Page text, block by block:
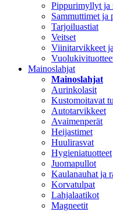
Pippurimyllyt ja
Sammuttimet ja
Tarjoiluastiat
Veitset
Viinitarvikkeet
Mainoslahjat
Mainoslahjat
Aurinkolasit
Kustomoitavat
Autotarvikkeet
Avaimenperät
Heijastimet
Huulirasvat
Hygieniatuotteet
Juomapullot
Kaulanauhat ja
Korvatulpat
Lahjalaatikot
Magneetit